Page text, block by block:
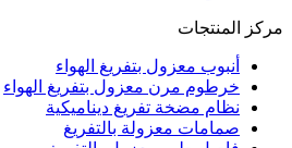
مركز المنتجات
أنبوب معزول بتفريغ الهواء
خرطوم مرن معزول بتفريغ الهواء
نظام مضخة تفريغ ديناميكية
صمامات معزولة بالتفريغ